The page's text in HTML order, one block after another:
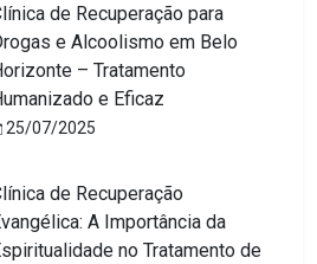
de Recuperação para
e Alcoolismo em Belo
– Tratamento
e Eficaz
25/07/2025
de Recuperação
A Importância da
no Tratamento de